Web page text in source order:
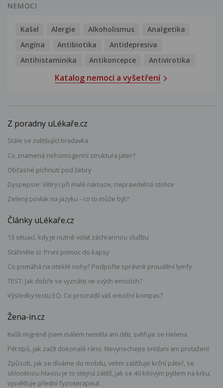
NEMOCI
Kašel Alergie Alkoholismus
Analgetika
Angína
Antibiotika
Antidepresiva
Antihistaminika
Antikoncepce Antivirotika
Katalog nemocí a vyšetření
Z poradny uLékaře.cz
Stále se zvětšující bradavka
Co znamená nehomogenní struktura jater?
Občasné píchnutí pod žebry
Dyspepsie: Větry i při malé námaze, nepravidelná stolice
Zelený povlak na jazyku - co to může být?
Články uLékaře.cz
13 situací, kdy je nutné volat záchrannou službu
Stáhněte si: První pomoc do kapsy
Co pomáhá na oteklé nohy? Podpořte správné proudění lymfy
TEST: Jak dobře se vyznáte ve svých emocích?
Výsledky testu EQ: Co prozradil váš emoční kompas?
Žena-in.cz
Kvůli migréně jsem málem neměla ani děti, svěřuje se Helena
Pět tipů, jak začít dokonalé ráno. Nevynechejte snídani ani protažení
Způsob, jak se díváme do mobilu, velmi zatěžuje krční páteř, se
skloněnou hlavou je to stejná zátěž, jak se 40 kilovým pytlem na krku,
vysvětluje přední fyzioterapeut